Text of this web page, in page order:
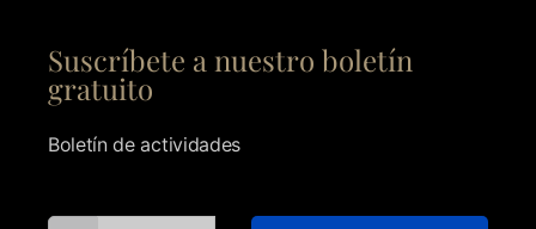
Suscríbete a nuestro boletín
gratuito
Boletín de actividades